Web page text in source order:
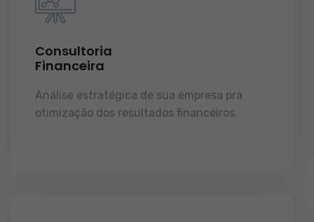
Consultoria
Financeira
Análise estratégica de sua empresa pra
otimização dos resultados financeiros.